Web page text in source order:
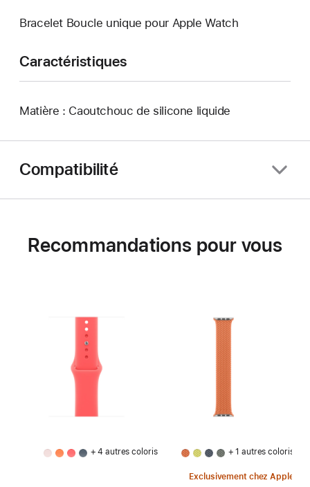
Bracelet Boucle unique pour Apple Watch
Caractéristiques
Matière : Caoutchouc de silicone liquide
Compatibilité
Recommandations pour vous
+ 4 autres coloris + 1 autres coloris
Exclusivement chez Apple